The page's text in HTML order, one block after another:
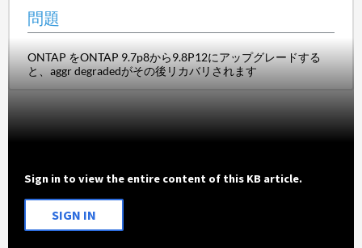
問題
ONTAP をONTAP 9.7p8から9.8P12にアップグレードする
と、aggr degradedがその後リカバリされます
Sign in to view the entire content of this KB article.
SIGN IN